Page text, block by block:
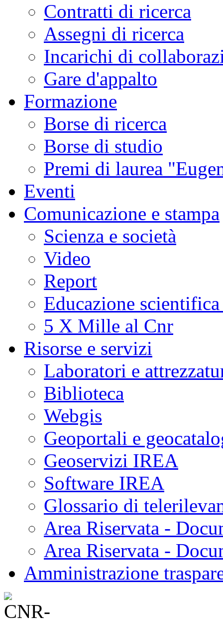
Contratti di ricerca
Assegni di ricerca
Incarichi di
Gare d'appalto
Formazione
Borse di ricerca
Borse di studio
Premi di laurea
Eventi
Comunicazione e stampa
Scienza e società
Video
Report
Educazione
5 X Mille al Cnr
Risorse e servizi
Laboratori e
Biblioteca
Webgis
Geoportali e
Geoservizi IREA
Software IREA
Glossario di
Area Riservata -
Area Riservata -
Amministrazione